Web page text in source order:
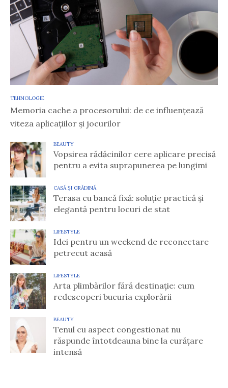
TEHNOLOGIE
Memoria cache a procesorului: de ce influențează
viteza aplicațiilor și jocurilor
BEAUTY
Vopsirea rădăcinilor cere aplicare precisă
pentru a evita suprapunerea pe lungimi
CASĂ ȘI GRĂDINĂ
Terasa cu bancă fixă: soluție practică și
elegantă pentru locuri de stat
LIFESTYLE
Idei pentru un weekend de reconectare
petrecut acasă
LIFESTYLE
Arta plimbărilor fără destinație: cum
redescoperi bucuria explorării
BEAUTY
Tenul cu aspect congestionat nu
răspunde întotdeauna bine la curățare
intensă